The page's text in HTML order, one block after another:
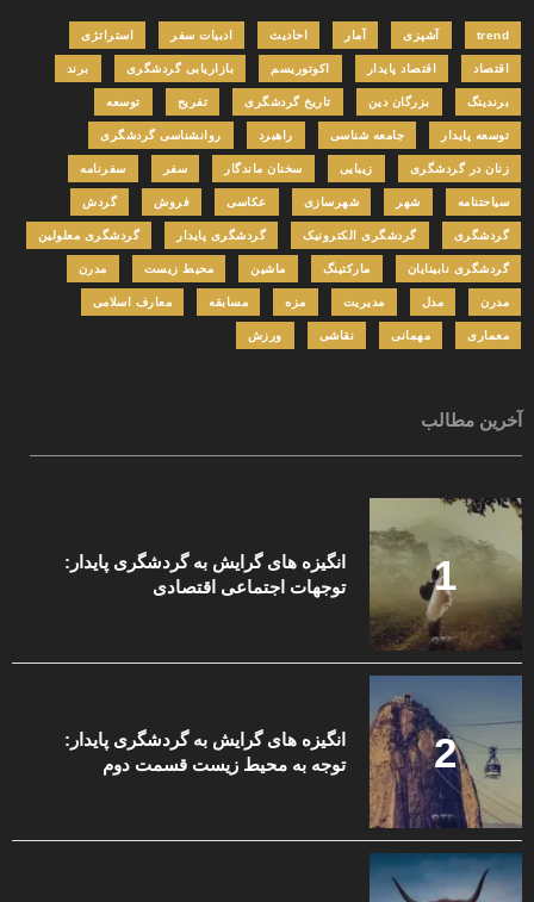
trend آشپزی آمار احادیث ادبیات سفر استراتژی
اقتصاد اقتصاد پایدار اکوتوریسم بازاریابی گردشگری برند
برندینگ بزرگان دین تاریخ گردشگری تفریح توسعه
توسعه پایدار جامعه شناسی راهبرد روانشناسی گردشگری
زنان در گردشگری زیبایی سخنان ماندگار سفر سفرنامه
سیاحتنامه شهر شهرسازی عکاسی فروش گردش
گردشگری گردشگری الکترونیک گردشگری پایدار گردشگری معلولین
گردشگری نابینایان مارکتینگ ماشین محیط زیست مدرن
مدرن مدل مدیریت مزه مسابقه معارف اسلامی
معماری مهمانی نقاشی ورزش
آخرین مطالب
انگیزه های گرایش به گردشگری پایدار:
توجهات اجتماعی اقتصادی
انگیزه های گرایش به گردشگری پایدار:
توجه به محیط زیست قسمت دوم